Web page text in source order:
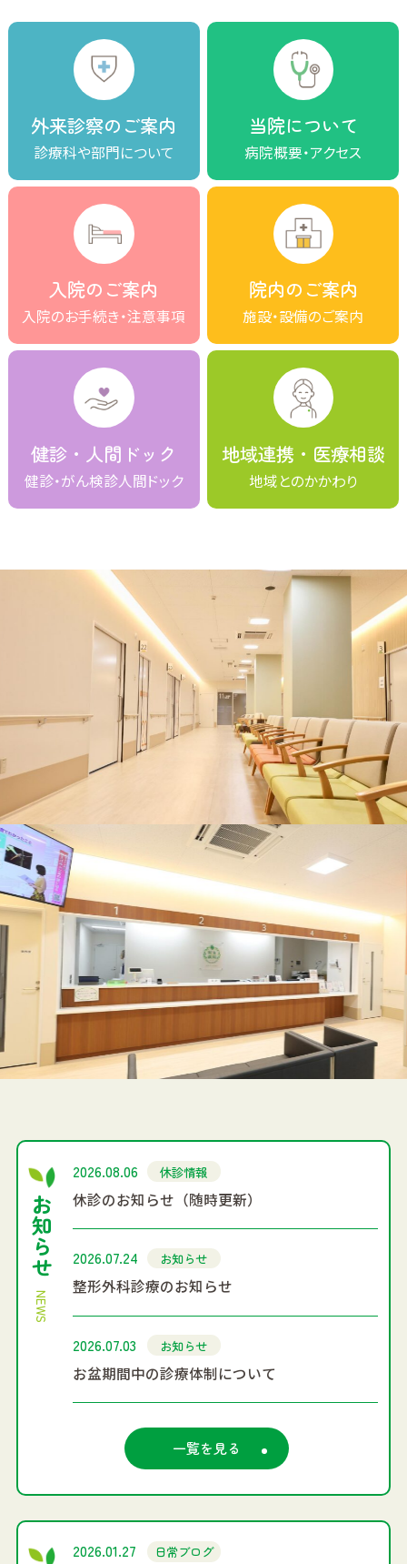
外来診察のご案内
診療科や部門について
当院について
病院概要・アクセス
入院のご案内
入院のお手続き・注意事項
院内のご案内
施設・設備のご案内
健診・人間ドック
健診・がん検診人間ドック
地域連携・医療相談
地域とのかかわり
お知らせ
NEWS
2026.08.06 休診情報
休診のお知らせ（随時更新）
2026.07.24 お知らせ
整形外科診療のお知らせ
2026.07.03 お知らせ
お盆期間中の診療体制について
一覧を見る
2026.01.27 日常ブログ